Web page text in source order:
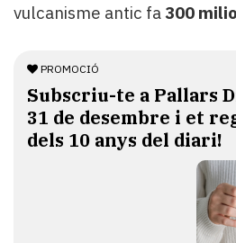
vulcanisme antic fa300
PROMOCIÓ
Subscriu-te a Pallars
31 de desembre i et
dels 10 anys del diari!